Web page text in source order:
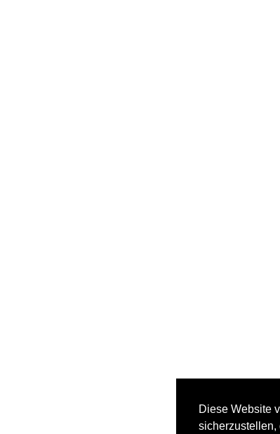
Diese Website
sicherzustellen,